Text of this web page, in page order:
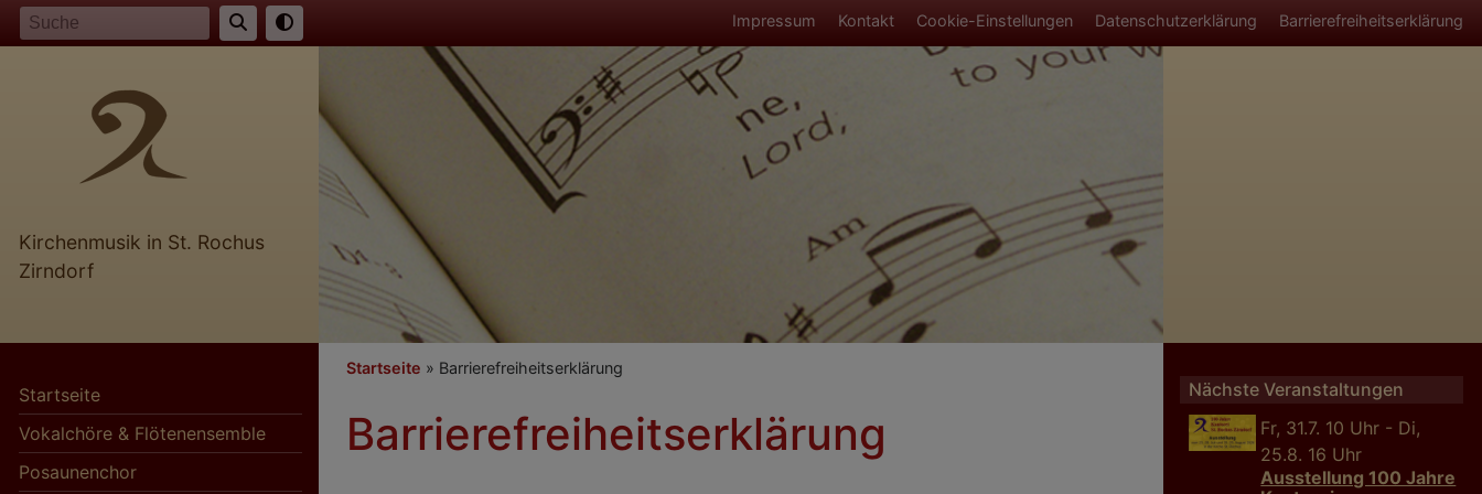
Direkt
zum
Fußbereichsmenü
Impressum Kontakt Cookie-Einstellungen Datenschutzerklärung Barrierefreiheitserklärung
Kirchenmusik in St. Rochus
Zirndorf
Startseite
Vokalchöre & Flötenensemble
Posaunenchor
Breadcrumb
Startseite Barrierefreiheitserklärung
Barrierefreiheitserklärung
Nächste Veranstaltungen
Fr, 31.7. 10 Uhr - Di,
25.8. 16 Uhr
Ausstellung 100 Jahre